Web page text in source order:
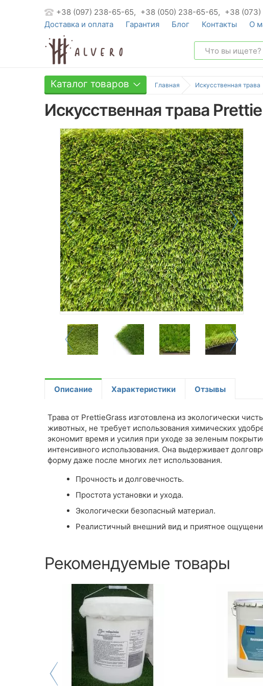
+38 (097) 238-65-65, +38 (050) 238-65-65, +38
Доставка и оплата
Гарантия Блог Контакты О
Каталог товаров Главная Искусственная трава
Искусственная трава
Описание Характеристики Отзывы
Трава от PrettieGrass изготовлена из экологически
животных, не требует использования химических
экономит время и усилия при уходе за зеленым
интенсивного использования. Она выдерживает
форму даже после многих лет использования.
Прочность и долговечность.
Простота установки и ухода.
Экологически безопасный материал.
Реалистичный внешний вид и приятное
Рекомендуемые товары